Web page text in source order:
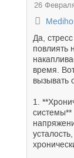
26
Да,
повлиять
время.
вызывать
1.
системы**